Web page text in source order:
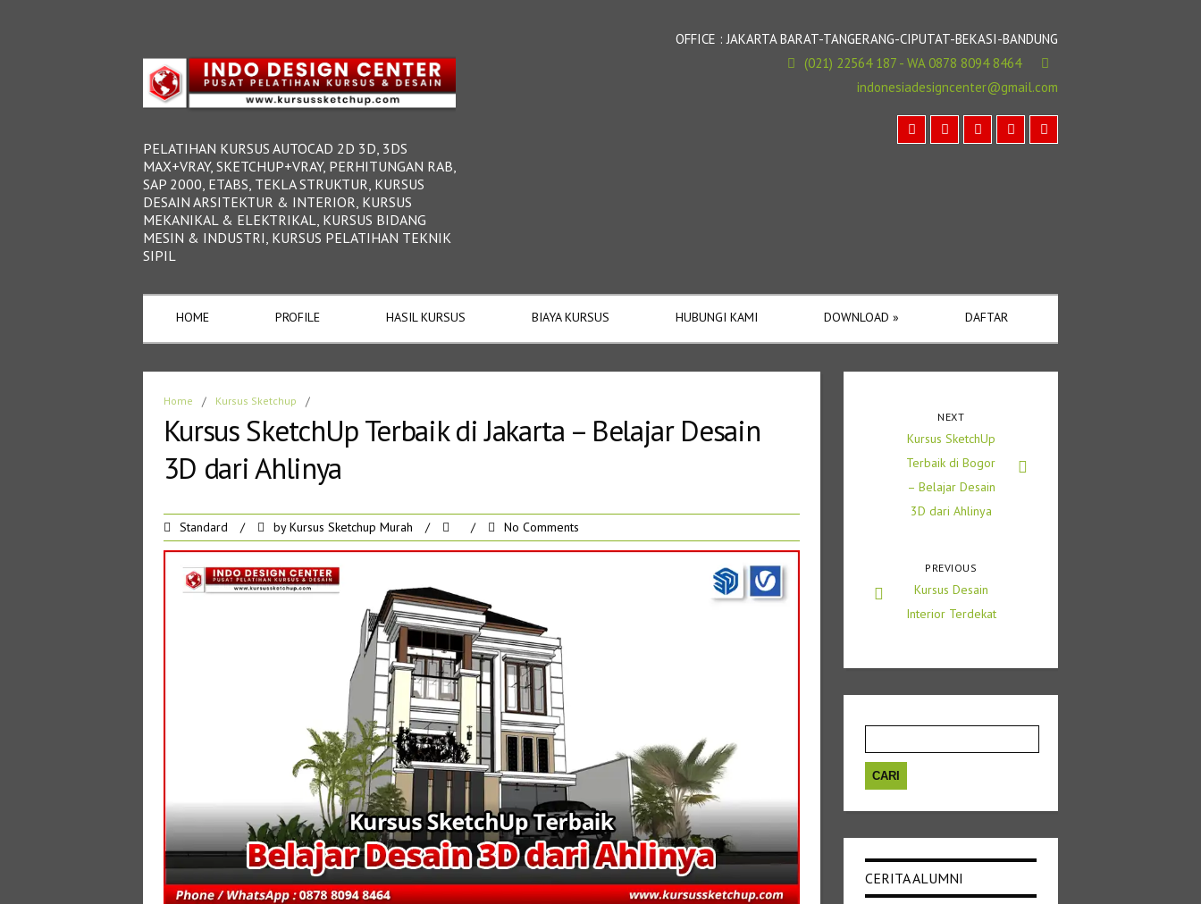
PELATIHAN KURSUS AUTOCAD 2D 3D, 3DS
MAX+VRAY, SKETCHUP+VRAY, PERHITUNGAN RAB,
SAP 2000, ETABS, TEKLA STRUKTUR, KURSUS
DESAIN ARSITEKTUR & INTERIOR, KURSUS
MEKANIKAL & ELEKTRIKAL, KURSUS BIDANG
MESIN & INDUSTRI, KURSUS PELATIHAN TEKNIK
SIPIL
OFFICE : JAKARTA BARAT-TANGERANG-CIPUTAT-BEKASI-BANDUNG
(021) 22564 187 - WA 0878 8094 8464
indonesiadesigncenter@gmail.com
HOME PROFILE HASIL KURSUS BIAYA KURSUS HUBUNGI KAMI DOWNLOAD » DAFTAR
Home / Kursus Sketchup /
Kursus SketchUp Terbaik di Jakarta – Belajar Desain
3D dari Ahlinya
Standard / byKursus Sketchup Murah / / No Comments
NEXT
Kursus SketchUp
Terbaik di Bogor
– Belajar Desain
3D dari Ahlinya
PREVIOUS
Kursus Desain
Interior Terdekat
untuk:
CERITA ALUMNI